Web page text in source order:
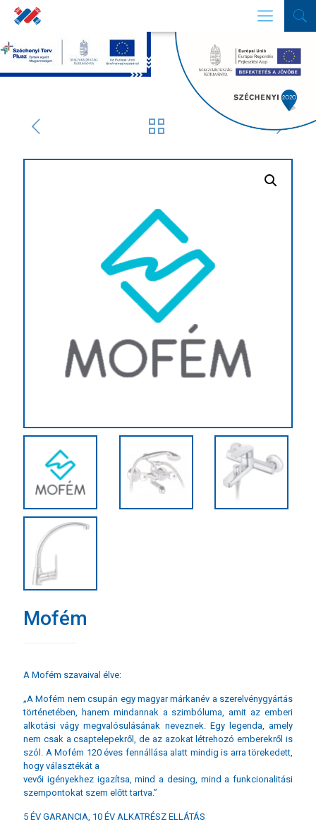
Termékek SZŰRŐ
Mofém
A Mofém szavaival élve:
„A Mofém nem csupán egy magyar márkanév a szerelvénygyártás
történetében, hanem mindannak a szimbóluma, amit az emberi
alkotási vágy megvalósulásának neveznek. Egy legenda, amely
nem csak a csaptelepekről, de az azokat létrehozó emberekről is
szól. A Mofém 120 éves fennállása alatt mindig is arra törekedett,
hogy választékát a
vevői igényekhez igazítsa, mind a desing, mind a funkcionalitási
szempontokat szem előtt tartva.”
5 ÉV GARANCIA, 10 ÉV ALKATRÉSZ ELLÁTÁS